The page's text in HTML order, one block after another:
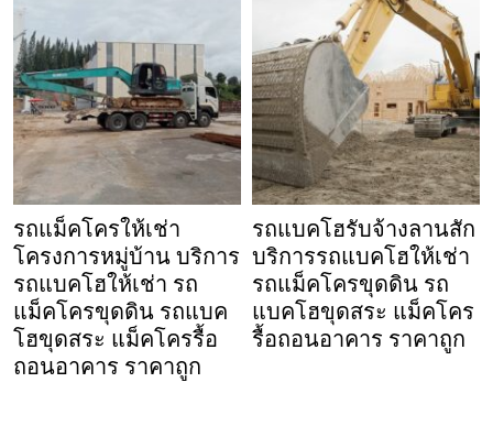
รถแม็คโครให้เช่า
โครงการหมู่บ้าน บริการ
รถแบคโฮให้เช่า รถ
แม็คโครขุดดิน รถแบค
โฮขุดสระ แม็คโครรื้อ
ถอนอาคาร ราคาถูก
รถแบคโฮรับจ้างลานสัก
บริการรถแบคโฮให้เช่า
รถแม็คโครขุดดิน รถ
แบคโฮขุดสระ แม็คโคร
รื้อถอนอาคาร ราคาถูก